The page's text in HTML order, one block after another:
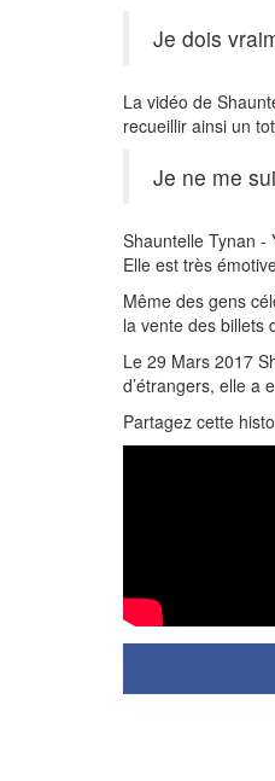
Je dois
La vidéo de
recueillir ainsi un
Je ne me
Shauntelle Tynan -
Elle est très
Même des gens
la vente des billets
Le 29 Mars 2017
d’étrangers, elle a
Partagez cette